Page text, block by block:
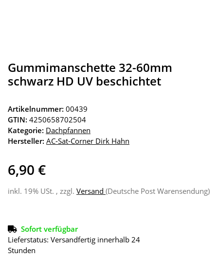
Gummimanschette 32-60mm
schwarz HD UV beschichtet
Artikelnummer: 00439
GTIN: 4250658702504
Kategorie: Dachpfannen
Hersteller: AC-Sat-Corner Dirk Hahn
6,90 €
inkl. 19% USt. , zzgl. Versand (Deutsche Post Warensendung)
Sofort verfügbar
Lieferstatus: Versandfertig innerhalb 24
Stunden